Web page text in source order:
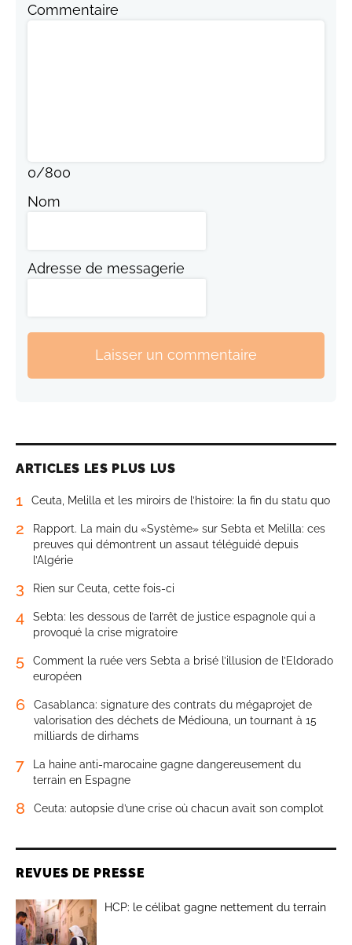
Commentaire
0/800
Nom
Adresse de messagerie
Laisser un commentaire
ARTICLES LES PLUS LUS
1 Ceuta, Melilla et les miroirs de l’histoire: la fin du statu quo
2
Rapport. La main du «Système» sur Sebta et Melilla: ces
preuves qui démontrent un assaut téléguidé depuis
l’Algérie
3 Rien sur Ceuta, cette fois-ci
4
Sebta: les dessous de l’arrêt de justice espagnole qui a
provoqué la crise migratoire
5
Comment la ruée vers Sebta a brisé l’illusion de l’Eldorado
européen
6
Casablanca: signature des contrats du mégaprojet de
valorisation des déchets de Médiouna, un tournant à 15
milliards de dirhams
7
La haine anti-marocaine gagne dangereusement du
terrain en Espagne
8 Ceuta: autopsie d’une crise où chacun avait son complot
REVUES DE PRESSE
HCP: le célibat gagne nettement du terrain